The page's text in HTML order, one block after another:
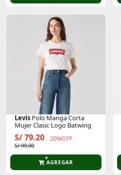
Levis Polo Manga Corta
Mujer Clasic Logo Batwing
S/ 79.20 20%OFF
S/ 99.00
AGREGAR